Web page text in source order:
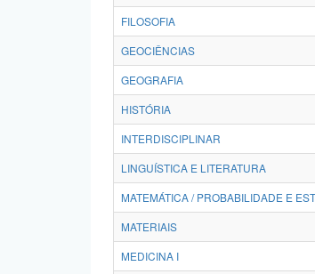
FILOSOFIA
GEOCIÊNCIAS
GEOGRAFIA
HISTÓRIA
INTERDISCIPLINAR
LINGUÍSTICA E LITERATURA
MATEMÁTICA / PROBABILIDADE E
MATERIAIS
MEDICINA I